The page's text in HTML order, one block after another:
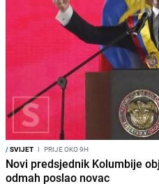
/SVIJET I PRIJE OKO 9H
Novi predsjednik Kolumbije
odmah poslao novac